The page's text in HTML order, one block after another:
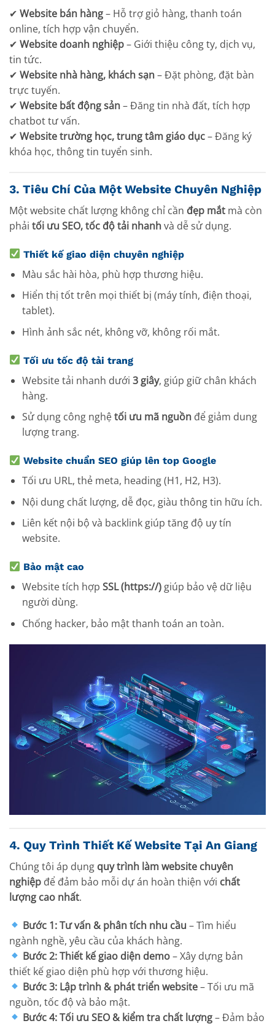
✔ Website bán hàng– Hỗ trợ giỏ hàng, thanh toán
online, tích hợp vận chuyển.
✔ Website doanh nghiệp– Giới thiệu công ty, dịch vụ,
tin tức.
✔ Website nhà hàng, khách sạn– Đặt phòng, đặt bàn
trực tuyến.
✔ Website bất động sản– Đăng tin nhà đất, tích hợp
chatbot tư vấn.
✔ Website trường học, trung tâm giáo dục– Đăng ký
khóa học, thông tin tuyển sinh.
3. Tiêu Chí Của Một Website Chuyên Nghiệp
Một website chất lượng không chỉ cần đẹp mắt mà còn
phải tối ưu SEO, tốc độ tải nhanhvà dễ sử dụng.
Thiết kế giao diện chuyên nghiệp
Màu sắc hài hòa, phù hợp thương hiệu.
Hiển thị tốt trên mọi thiết bị (máy tính, điện thoại,
tablet).
Hình ảnh sắc nét, không vỡ, không rối mắt.
Tối ưu tốc độ tải trang
Website tải nhanh dưới 3 giây, giúp giữ chân khách
hàng.
Sử dụng công nghệtối ưu mã nguồnđể giảm dung
lượng trang.
Website chuẩn SEO giúp lên top Google
Tối ưu URL, thẻ meta, heading (H1, H2, H3).
Nội dung chất lượng, dễ đọc, giàu thông tin hữu ích.
Liên kết nội bộ và backlink giúp tăng độ uy tín
website.
Bảo mật cao
Website tích hợp SSL (https://)giúp bảo vệ dữ liệu
người dùng.
Chống hacker, bảo mật thanh toán an toàn.
4. Quy Trình Thiết Kế Website Tại An Giang
Chúng tôi áp dụng quy trình làm website chuyên
nghiệp để đảm bảo mỗi dự án hoàn thiện với chất
lượng cao nhất.
Bước 1: Tư vấn & phân tích nhu cầu – Tìm hiểu
ngành nghề, yêu cầu của khách hàng.
Bước 2: Thiết kế giao diện demo– Xây dựng bản
thiết kế giao diện phù hợp với thương hiệu.
Bước 3: Lập trình & phát triển website– Tối ưu mã
nguồn, tốc độ và bảo mật.
Bước 4: Tối ưu SEO & kiểm tra chất lượng– Đảm bảo